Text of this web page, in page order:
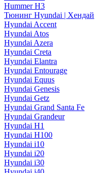
Hummer H3
Тюнинг Hyundai | Хендай
Hyundai Accent
Hyundai Atos
Hyundai Azera
Hyundai Creta
Hyundai Elantra
Hyundai Entourage
Hyundai Equus
Hyundai Genesis
Hyundai Getz
Hyundai Grand Santa Fe
Hyundai Grandeur
Hyundai H1
Hyundai H100
Hyundai i10
Hyundai i20
Hyundai i30